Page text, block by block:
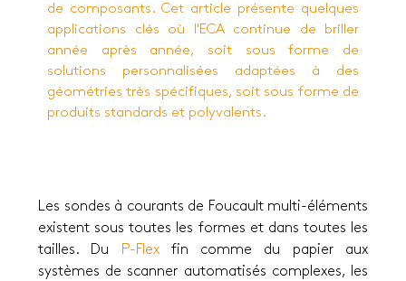
de composants. Cet article présente quelques
applications clés où l'ECA continue de briller
année après année, soit sous forme de
solutions personnalisées adaptées à des
géométries très spécifiques, soit sous forme de
produits standards et polyvalents.
Les sondes à courants de Foucault multi-éléments
existent sous toutes les formes et dans toutes les
tailles. Du
P-Flexfin comme du papier aux
systèmes de scanner automatisés complexes, les